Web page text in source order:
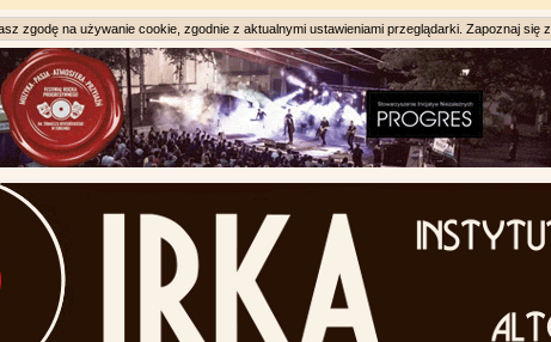
zgodę na używanie cookie, zgodnie z aktualnymi ustawieniami przeglądarki. Zapoznaj się z